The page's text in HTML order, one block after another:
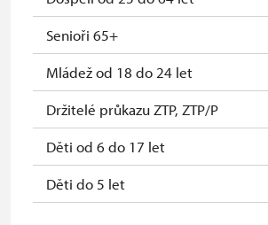
Průkaz zaměstnance NPÚ (+ až 3
rodinní příslušníci)
Průkaz Náš člověk *
* Platí pouze pro jednu osobu
(držitele průkazu)
Senioři 65+
Mládež od 18 do 24 let
Držitelé průkazu ZTP, ZTP/P
Děti od 6 do 17 let
Děti do 5 let